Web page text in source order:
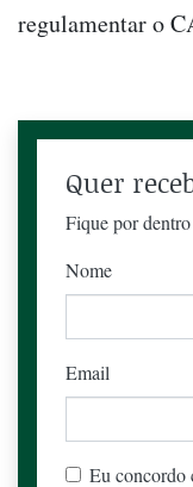
regulamentar o
Quer
Fique por
Nome
Email
Eu concordo